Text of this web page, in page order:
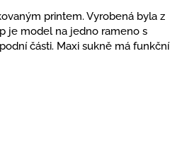
printem. Vyrobená byla z
je model na jedno rameno s
části. Maxi sukně má funkční